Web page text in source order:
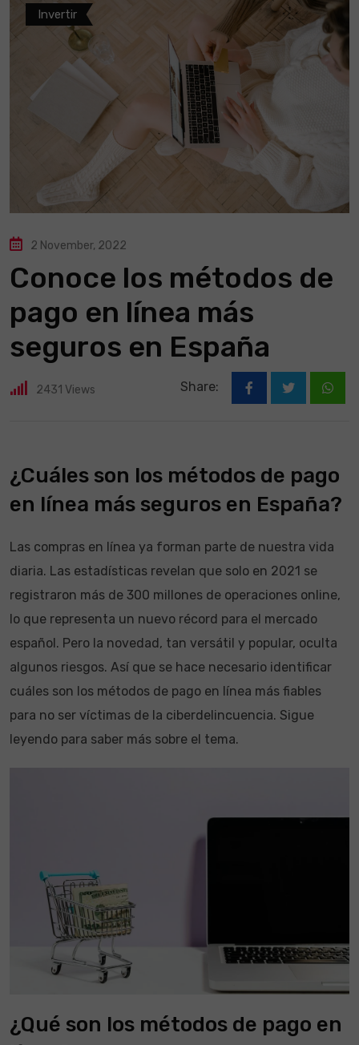
Invertir
2 November, 2022
Conoce los métodos de
pago en línea más
seguros en España
2431 Views Share:
¿Cuáles son los métodos de pago
en línea más seguros en España?
Las compras en línea ya forman parte de nuestra vida
diaria. Las estadísticas revelan que solo en 2021 se
registraron más de 300 millones de operaciones online,
lo que representa un nuevo récord para el mercado
español. Pero la novedad, tan versátil y popular, oculta
algunos riesgos. Así que se hace necesario identificar
cuáles son los métodos de pago en línea más fiables
para no ser víctimas de la ciberdelincuencia. Sigue
leyendo para saber más sobre el tema.
¿Qué son los métodos de pago en